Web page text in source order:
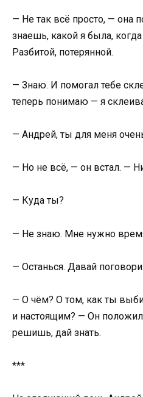
— Не так всё просто, — она
знаешь, какой я была,
Разбитой, потерянной.
— Знаю. И помогал тебе
теперь понимаю — я
— Андрей, ты для меня
— Но не всё, — он встал. —
— Куда ты?
— Не знаю. Мне нужно
— Останься. Давай
— О чём? О том, как ты
и настоящим? — Он
решишь, дай знать.
***